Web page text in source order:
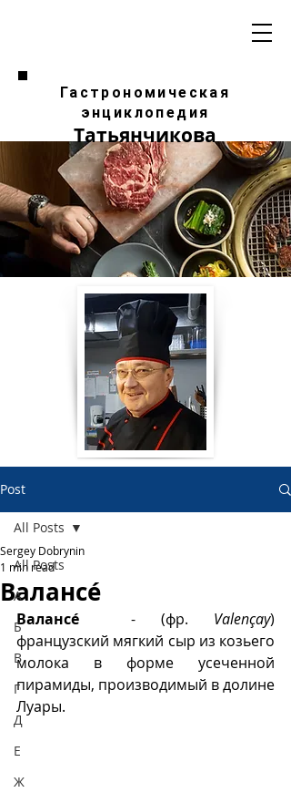
Гастрономическая
энциклопедия
Татьянчикова
Post
All Posts
А
Б
В
Г
Д
Е
Ж
All Posts
Валансé
Sergey Dobrynin
1 min read
Валансé - (фр. Valençay)
французский мягкий сыр из козьего
молока в форме усеченной
пирамиды, производимый в долине
Луары.